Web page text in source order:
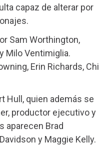
capaz de alterar por
Sam Worthington,
Milo Ventimiglia.
Erin Richards, Chi
Hull, quien además se
productor ejecutivo y
aparecen Brad
y Maggie Kelly.